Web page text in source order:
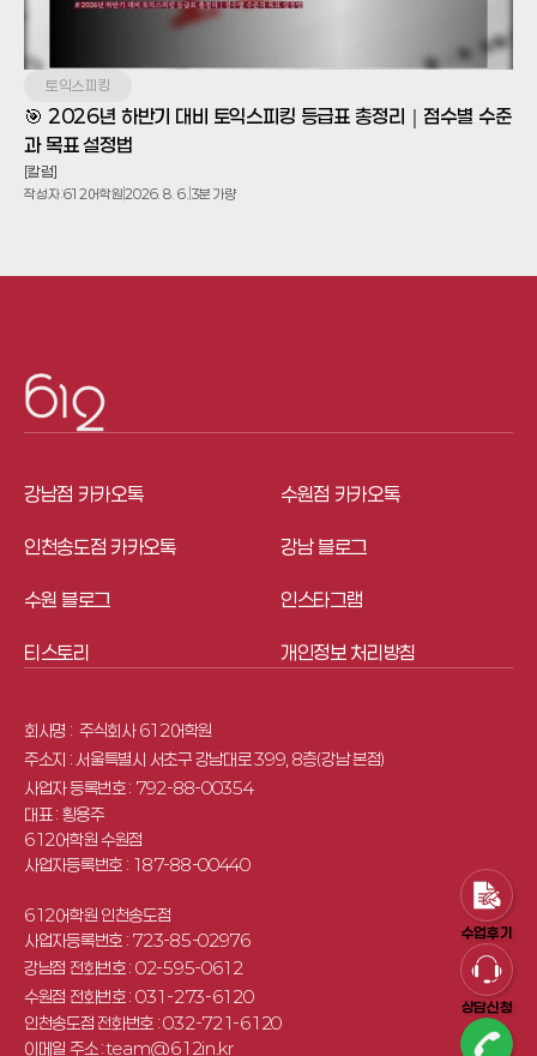
토익스피킹
🎯 2026년 하반기 대비 토익스피킹 등급표 총정리｜점수별 수준
과 목표 설정법
[칼럼]
작성자:612어학원2026. 8. 6. 3분 가량
강남점 카카오톡 수원점 카카오톡
인천송도점 카카오톡 강남 블로그
수원 블로그 인스타그램
티스토리 개인정보 처리방침
회사명 : 주식회사 612어학원
주소지 : 서울특별시 서초구 강남대로 399, 8층(강남 본점)
사업자 등록번호 : 792-88-00354
대표 : 황용주
612어학원 수원점
사업자등록번호 : 187-88-00440
612어학원 인천송도점
사업자등록번호 : 723-85-02976
강남점 전화번호 : 02-595-0612
수원점 전화번호 : 031-273-6120
인천송도점 전화번호 : 032-721-6120
이메일 주소 : team@612in.kr
수업후기
상담신청